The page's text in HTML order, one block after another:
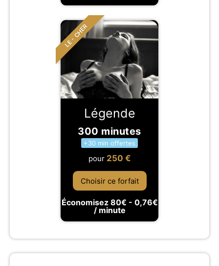
LE - CHER
Légende
300 minutes
+30 min offertes
pour 250 €
Choisir ce forfait
Économisez 80€ - 0,76€
/ minute